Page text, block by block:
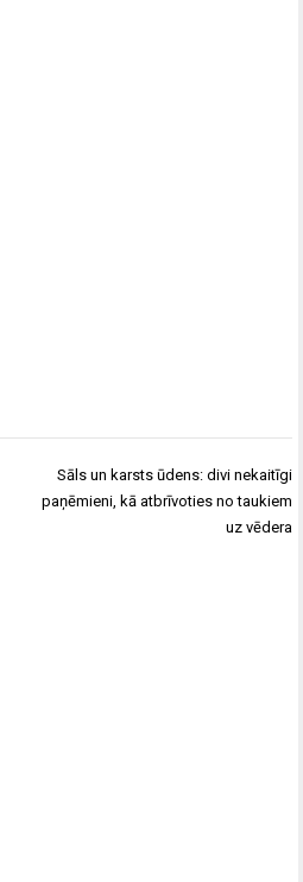
Sāls un karsts ūdens: divi nekaitīgi
paņēmieni, kā atbrīvoties no taukiem
uz vēdera